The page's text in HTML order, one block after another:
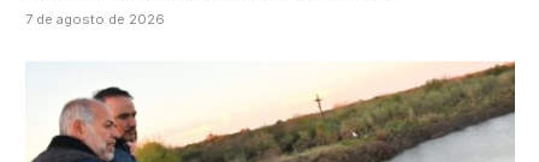
7 de agosto de 2026